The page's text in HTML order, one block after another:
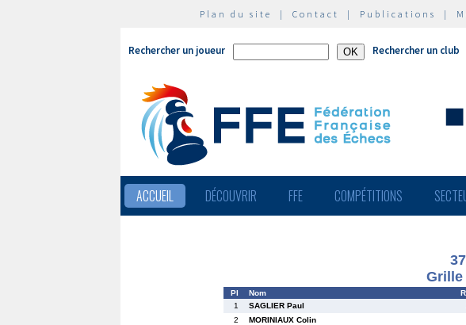
Plan du site | Contact | Publications |
Rechercher un joueur Rechercher un club
ACCUEIL DÉCOUVRIR FFE COMPÉTITIONS
Grille
Pl Nom
1
SAGLIER Paul
2
MORINIAUX Colin